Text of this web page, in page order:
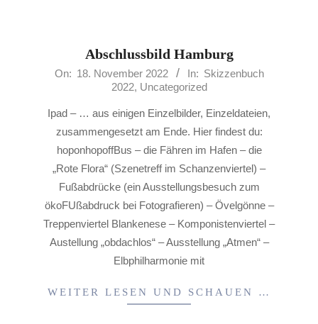
Abschlussbild Hamburg
2022-
18
On: 18. November 2022 In: Skizzenbuch
2022, Uncategorized
Ipad – … aus einigen Einzelbilder, Einzeldateien,
zusammengesetzt am Ende. Hier findest du:
hoponhopoffBus – die Fähren im Hafen – die
„Rote Flora“ (Szenetreff im Schanzenviertel) –
Fußabdrücke (ein Ausstellungsbesuch zum
ökoFUßabdruck bei Fotografieren) – Övelgönne –
Treppenviertel Blankenese – Komponistenviertel –
Austellung „obdachlos“ – Ausstellung „Atmen“ –
Elbphilharmonie mit
WEITER LESEN UND SCHAUEN …